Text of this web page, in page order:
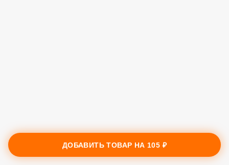
ДОБАВИТЬ ТОВАР НА 105 ₽